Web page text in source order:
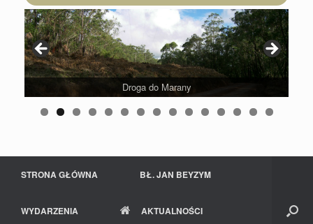
Droga do Marany
STRONA GŁÓWNA BŁ. JAN BEYZYM
WYDARZENIA AKTUALNOŚCI